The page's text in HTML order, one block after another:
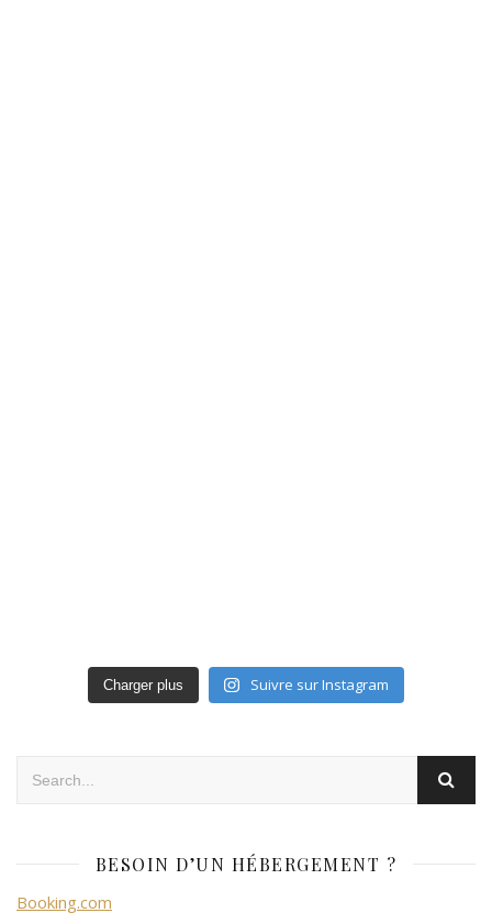
Charger plus Suivre sur Instagram
BESOIN D’UN HÉBERGEMENT ?
Booking.com